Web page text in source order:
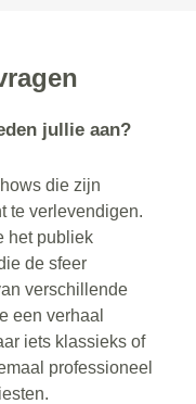
jullie aan?
die zijn
te verlevendigen.
het publiek
de sfeer
verschillende
een verhaal
iets klassieks of
professioneel